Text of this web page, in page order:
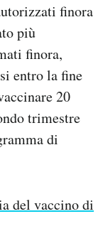
finora
più
finora,
entro la fine
20
trimestre
di
del vaccino di